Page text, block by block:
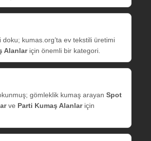
doku; kumas.org’ta ev tekstili üretimi
Alanlariçin önemli bir kategori.
gömleklik kumaş arayan Spot
ve Parti Kumaş Alanlariçin